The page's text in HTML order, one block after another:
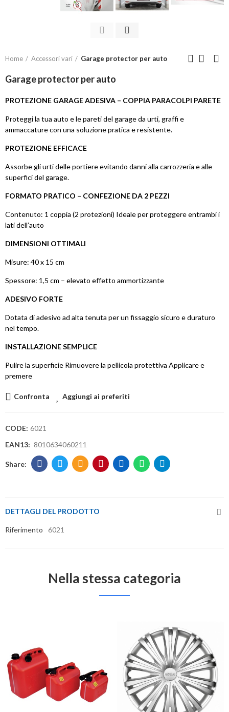
Home Accessori vari Garage protector per auto
Garage protector per auto
PROTEZIONE GARAGE ADESIVA – COPPIA PARACOLPI PARETE
Proteggi la tua auto e le pareti del garage da urti, graffi e
ammaccature con una soluzione pratica e resistente.
PROTEZIONE EFFICACE
Assorbe gli urti delle portiere evitando danni alla carrozzeria e alle
superfici del garage.
FORMATO PRATICO – CONFEZIONE DA 2 PEZZI
Contenuto: 1 coppia (2 protezioni) Ideale per proteggere entrambi i
lati dell’auto
DIMENSIONI OTTIMALI
Misure: 40 x 15 cm
Spessore: 1,5 cm – elevato effetto ammortizzante
ADESIVO FORTE
Dotata di adesivo ad alta tenuta per un fissaggio sicuro e duraturo
nel tempo.
INSTALLAZIONE SEMPLICE
Pulire la superficie Rimuovere la pellicola protettiva Applicare e
premere
Confronta Aggiungi ai preferiti
CODE: 6021
EAN13: 8010634060211
DETTAGLI DEL PRODOTTO
Riferimento 6021
Nella stessa categoria